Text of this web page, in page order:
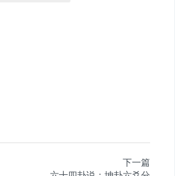
下一篇